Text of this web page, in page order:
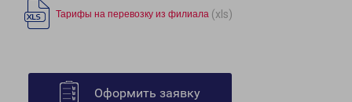
Тарифы на перевозку из филиала (xls)
Оформить заявку